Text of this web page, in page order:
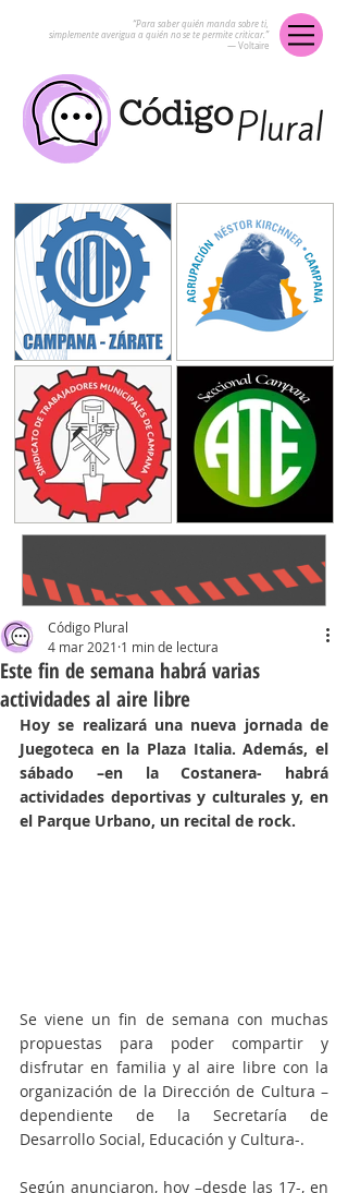
“Para saber quién manda sobre ti,
simplemente averigua a quién no se te permite criticar.”
― Voltaire
Este fin de semana habrá varias
actividades al aire libre
Código Plural
4 mar 2021 1 min de lectura
Hoy se realizará una nueva jornada de
Juegoteca en la Plaza Italia. Además, el
sábado –en la Costanera- habrá
actividades deportivas y culturales y, en
el Parque Urbano, un recital de rock.
Se viene un fin de semana con muchas
propuestas para poder compartir y
disfrutar en familia y al aire libre con la
organización de la Dirección de Cultura –
dependiente de la Secretaría de
Desarrollo Social, Educación y Cultura-.
Según anunciaron, hoy –desde las 17-, en